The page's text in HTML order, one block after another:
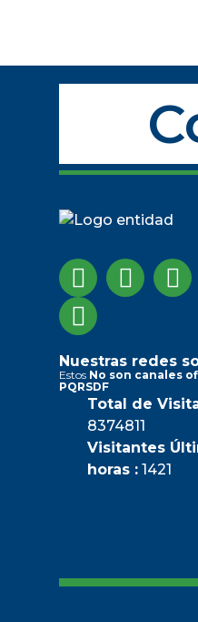
Nuestras redes
Estos No son canales
PQRSDF
Total de
8374811
Visitantes
horas : 1421